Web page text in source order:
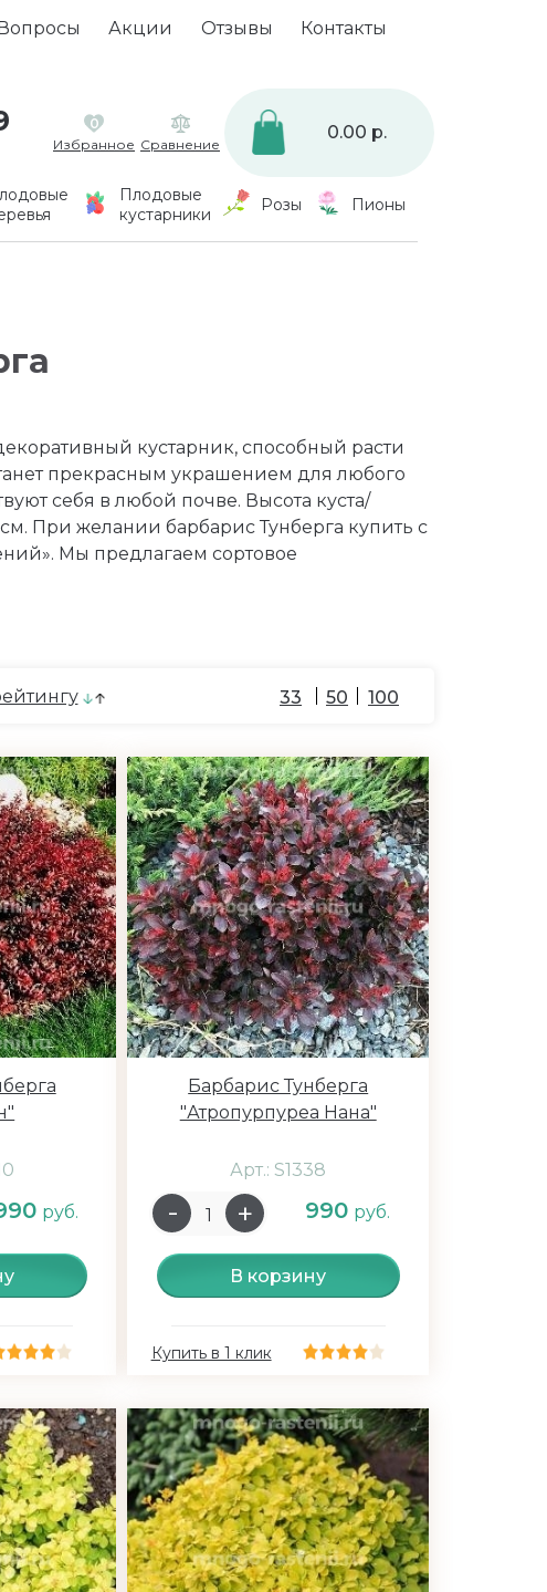
Акции Отзывы Контакты
0
Избранное Сравнение
0.00 р.
Плодовые
кустарники
Розы Пионы
кустарник, способный расти
прекрасным украшением для любого
себя в любой почве. Высота куста/
При желании барбарис Тунберга купить с
Мы предлагаем сортовое
33 50 100
руб.
Барбарис Тунберга
"Атропурпуреа Нана"
Арт.: S1338
990 руб.
В корзину
Купить в 1 клик